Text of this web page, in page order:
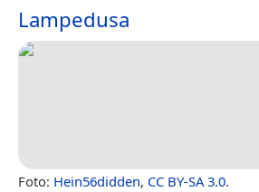
Lampedusa
Foto: Hein56didden, CC BY-SA 3.0.